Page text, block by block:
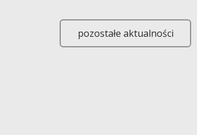
pozostałe aktualności